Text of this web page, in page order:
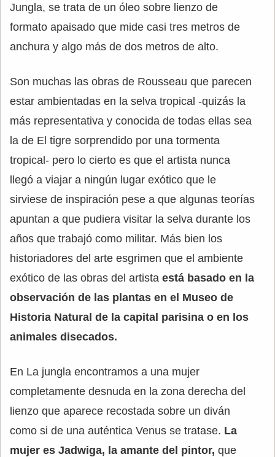
Jungla, se trata de un óleo sobre lienzo de
formato apaisado que mide casi tres metros de
anchura y algo más de dos metros de alto.
Son muchas las obras de Rousseau que parecen
estar ambientadas en la selva tropical -quizás la
más representativa y conocida de todas ellas sea
la de El tigre sorprendido por una tormenta
tropical- pero lo cierto es que el artista nunca
llegó a viajar a ningún lugar exótico que le
sirviese de inspiración pese a que algunas teorías
apuntan a que pudiera visitar la selva durante los
años que trabajó como militar. Más bien los
historiadores del arte esgrimen que el ambiente
exótico de las obras del artista está basado en la
observación de las plantas en el Museo de
Historia Natural de la capital parisina o en los
animales disecados.
En La jungla encontramos a una mujer
completamente desnuda en la zona derecha del
lienzo que aparece recostada sobre un diván
como si de una auténtica Venus se tratase. La
mujer es Jadwiga, la amante del pintor, que